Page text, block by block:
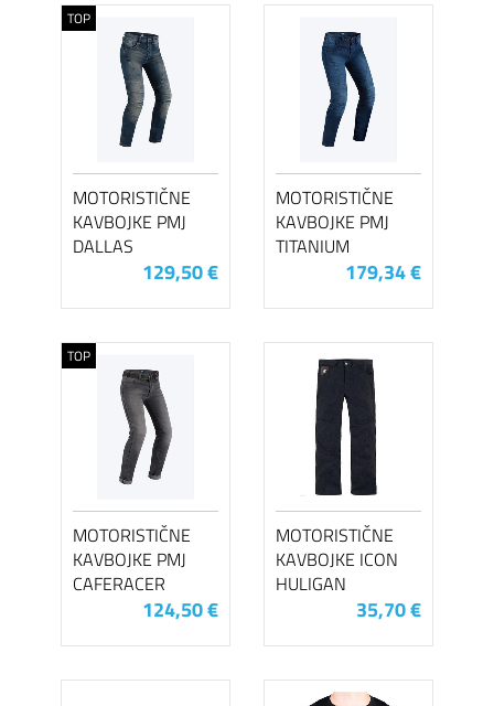
TOP
MOTORISTIČNE
KAVBOJKE PMJ
DALLAS
129,50 €
MOTORISTIČNE
KAVBOJKE PMJ
TITANIUM
179,34 €
TOP
MOTORISTIČNE
KAVBOJKE PMJ
CAFERACER
124,50 €
MOTORISTIČNE
KAVBOJKE ICON
HULIGAN
35,70 €